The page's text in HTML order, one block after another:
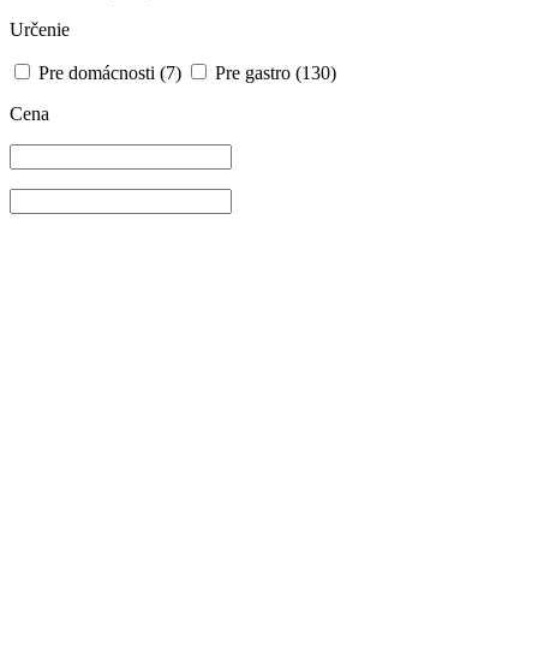
Určenie
Pre domácnosti (7) Pre gastro (130)
Cena